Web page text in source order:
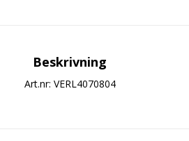
Beskrivning
Art.nr: VERL4070804